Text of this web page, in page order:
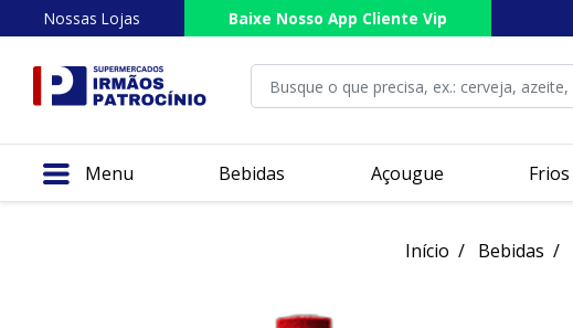
Nossas Lojas Baixe Nosso App Cliente Vip
Menu Bebidas Açougue Frios
Início Bebidas